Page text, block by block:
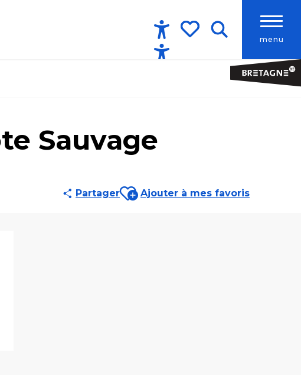
menu
Accessibilité
Sauvage
PartagerAjouter aux favoris
Ajouter à mes favoris